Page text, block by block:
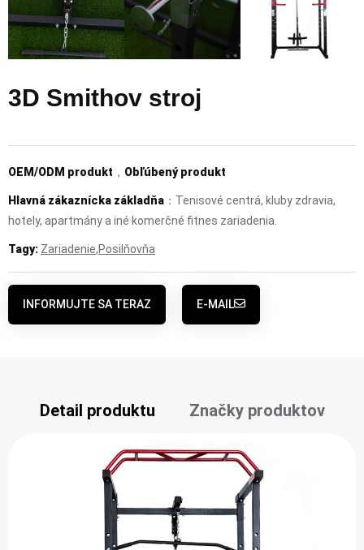
3D Smithov stroj
OEM/ODM produkt ， Obľúbený produkt
Hlavná zákaznícka základňa ：Tenisové centrá, kluby zdravia,
hotely, apartmány a iné komerčné fitnes zariadenia.
Tagy: Zariadenie,Posilňovňa
INFORMUJTE SA TERAZ E-MAIL
Detail produktu Značky produktov